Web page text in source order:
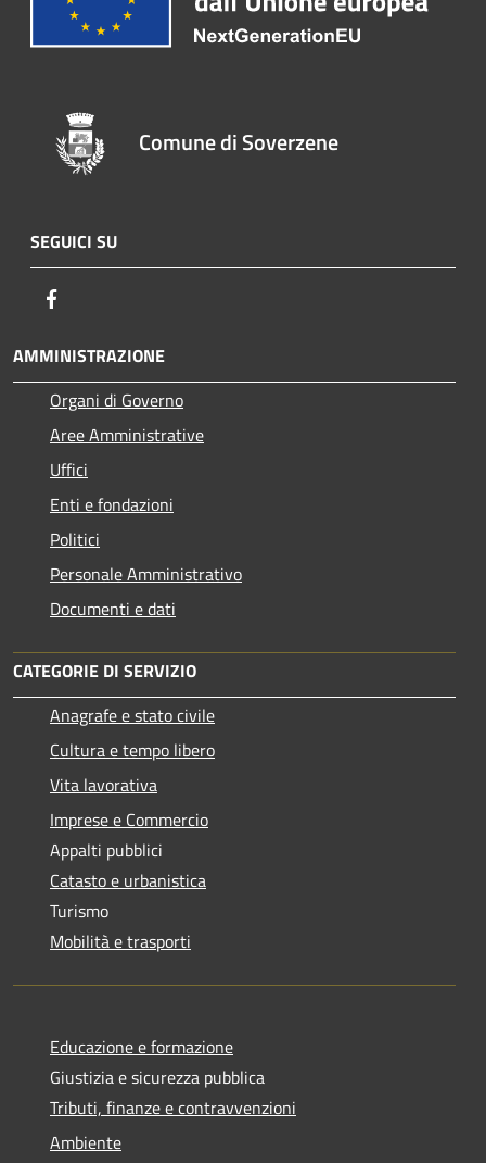
Comune di Soverzene
SEGUICI SU
AMMINISTRAZIONE
Organi di Governo
Aree Amministrative
Uffici
Enti e fondazioni
Politici
Personale Amministrativo
Documenti e dati
CATEGORIE DI SERVIZIO
Anagrafe e stato civile
Cultura e tempo libero
Vita lavorativa
Imprese e Commercio
Appalti pubblici
Catasto e urbanistica
Turismo
Mobilità e trasporti
Educazione e formazione
Giustizia e sicurezza pubblica
Tributi, finanze e contravvenzioni
Ambiente